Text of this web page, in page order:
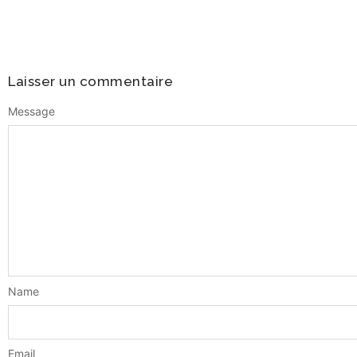
Laisser un commentaire
Message
Name
Email